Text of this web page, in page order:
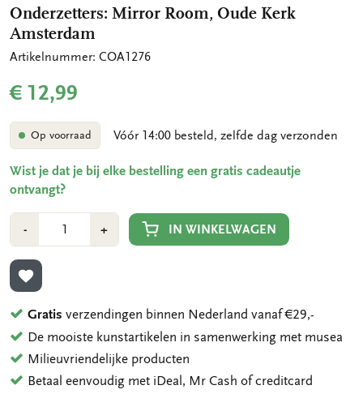
Onderzetters: Mirror Room, Oude Kerk
Amsterdam
Artikelnummer: COA1276
€ 12,99
Op voorraad Vóór 14:00 besteld, zelfde dag verzonden
Wist je dat je bij elke bestelling een gratis cadeautje
ontvangt?
-Min
1
+Plus
1
IN WINKELWAGEN
TOEVOEGEN AAN VERLANGLIJST
Gratis verzendingen binnen Nederland vanaf €29,-
De mooiste kunstartikelen in samenwerking met musea
Milieuvriendelijke producten
Betaal eenvoudig met iDeal, Mr Cash of creditcard